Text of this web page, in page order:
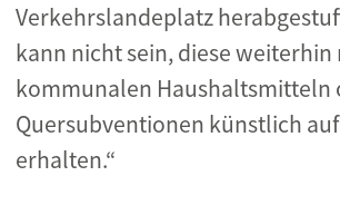
Verkehrslandeplatz
kann nicht sein, diese
kommunalen Haushaltsmitteln
Quersubventionen künstlich
erhalten.“